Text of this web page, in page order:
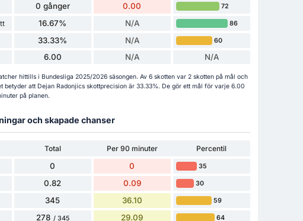
0 gånger 0.00 72
16.67% N/A 86
33.33% N/A 60
6.00 N/A N/A
hittills i Bundesliga 2025/2026 säsongen. Av 6 skotten var 2 skotten på mål och
betyder att Dejan Radonjics skottprecision är 33.33%. De gör ett mål för varje 6.00
på planen.
och skapade chanser
Total Per 90 minuter
Percentil
0 0 35
0.82 0.09 30
345 36.10 59
278 / 345 29.09 64